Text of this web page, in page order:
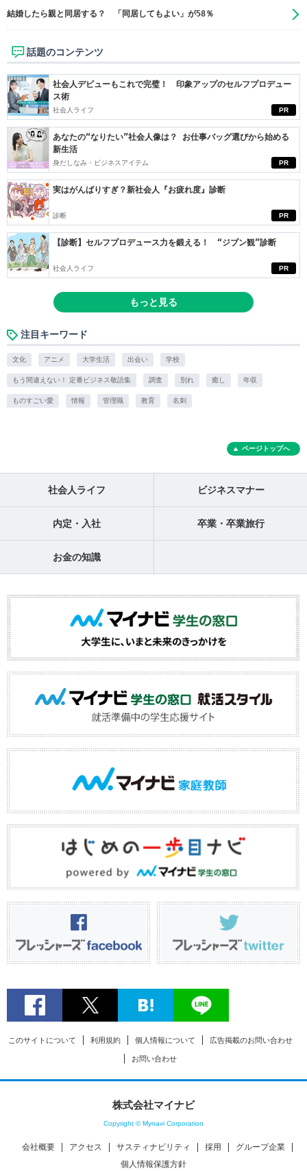
結婚したら親と同居する？ 「同居してもよい」が58％
話題のコンテンツ
PR
社会人デビューもこれで完璧！ 印象アップのセルフプロデュー
ス術
社会人ライフ
PR
あなたの“なりたい”社会人像は？ お仕事バッグ選びから始める
新生活
身だしなみ・ビジネスアイテム
PR
実はがんばりすぎ？新社会人『お疲れ度』診断
診断
PR
【診断】セルフプロデュース力を鍛える！ “ジブン観”診断
社会人ライフ
もっと見る
注目キーワード
文化 アニメ 大学生活 出会い 学校
もう間違えない！ 定番ビジネス敬語集 調査 別れ 癒し 年収
ものすごい愛 情報 管理職 教育 名刺
ページトップへ
社会人ライフ ビジネスマナー
内定・入社 卒業・卒業旅行
お金の知識
このサイトについて 利用規約 個人情報について 広告掲載のお問い合わせ
お問い合わせ
株式会社マイナビ
Copyright © Mynavi Corporation
会社概要 アクセス サスティナビリティ 採用
グループ企業
個人情報保護方針